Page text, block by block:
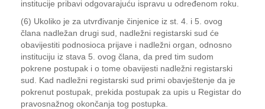
institucije pribavi odgovarajuću ispravu u određenom roku.
(6) Ukoliko je za utvrđivanje činjenice iz st. 4. i 5. ovog
člana nadležan drugi sud, nadležni registarski sud će
obavijestiti podnosioca prijave i nadležni organ, odnosno
instituciju iz stava 5. ovog člana, da pred tim sudom
pokrene postupak i o tome obavijesti nadležni registarski
sud. Kad nadležni registarski sud primi obavještenje da je
pokrenut postupak, prekida postupak za upis u Registar do
pravosnažnog okončanja tog postupka.